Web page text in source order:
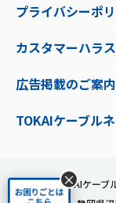
プライバシーポ
カスタマーハラ
広告掲載のご案内
TOKAIケーブル
株式会社TOKAIケーブ
×